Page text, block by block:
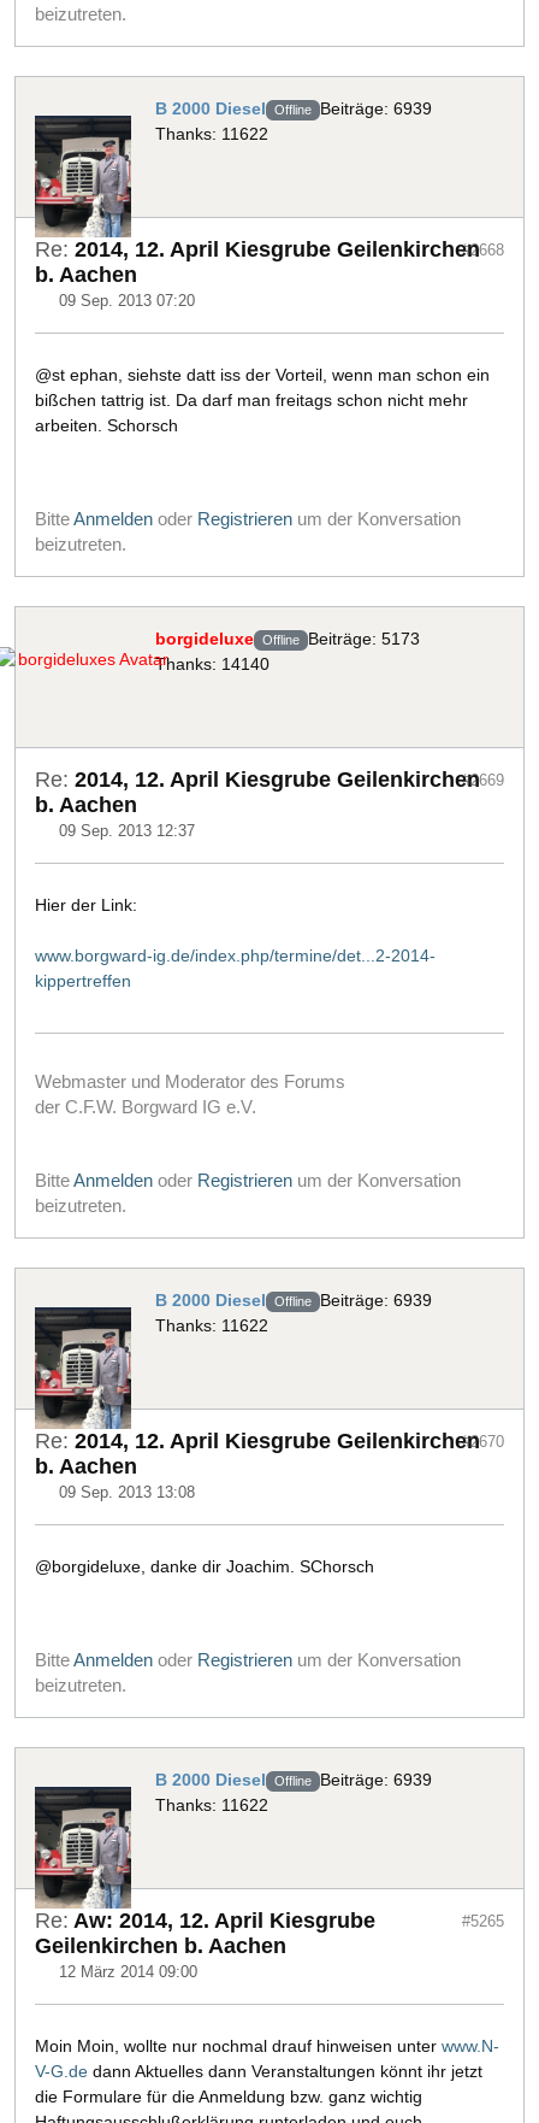
beizutreten.
B 2000 Diesel Offline Beiträge: 6939
Thanks: 11622
Re: 2014, 12. April Kiesgrube Geilenkirchen
b. Aachen
09 Sep. 2013 07:20
#2668
@st ephan, siehste datt iss der Vorteil, wenn man schon ein
bißchen tattrig ist. Da darf man freitags schon nicht mehr
arbeiten. Schorsch
BitteAnmelden oder Registrieren um der Konversation
beizutreten.
borgideluxe Offline Beiträge: 5173
Thanks: 14140
Re: 2014, 12. April Kiesgrube Geilenkirchen
b. Aachen
09 Sep. 2013 12:37
#2669
Hier der Link:
www.borgward-ig.de/index.php/termine/det...2-2014-
kippertreffen
Webmaster und Moderator des Forums
der C.F.W. Borgward IG e.V.
BitteAnmelden oder Registrieren um der Konversation
beizutreten.
B 2000 Diesel Offline Beiträge: 6939
Thanks: 11622
Re: 2014, 12. April Kiesgrube Geilenkirchen
b. Aachen
09 Sep. 2013 13:08
#2670
@borgideluxe, danke dir Joachim. SChorsch
BitteAnmelden oder Registrieren um der Konversation
beizutreten.
B 2000 Diesel Offline Beiträge: 6939
Thanks: 11622
Re: Aw: 2014, 12. April Kiesgrube
Geilenkirchen b. Aachen
12 März 2014 09:00
#5265
Moin Moin, wollte nur nochmal drauf hinweisen unter www.N-
V-G.de dann Aktuelles dann Veranstaltungen könnt ihr jetzt
die Formulare für die Anmeldung bzw. ganz wichtig